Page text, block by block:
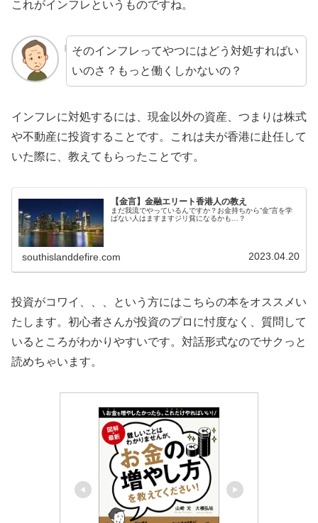
これがインフレというものですね。
そのインフレってやつにはどう対処すればい
いのさ？もっと働くしかないの？
インフレに対処するには、現金以外の資産、つまりは株式
や不動産に投資することです。これは夫が香港に赴任して
いた際に、教えてもらったことです。
【金言】金融エリート香港人の教え
まだ我流でやっているんですか？お金持ちから”金”言を学
ばない人はますますジリ貧になるかも…？
southislanddefire.com 2023.04.20
投資がコワイ、、、という方にはこちらの本をオススメい
たします。初心者さんが投資のプロに忖度なく、質問して
いるところがわかりやすいです。対話形式なのでサクっと
読めちゃいます。